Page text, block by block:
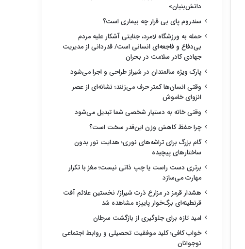
دانش‌بنیان»
سندروم پای بی قرار چه بیماری است؟
حمله به ورزشگاه لامرد، جنایتی آشکار علیه مردم
بی‌دفاع و فاجعه‌ای انسانی است/ قدردانی از مدیریت
جهادی کادر سلامت در بحران
پارک ویژه سالمندان در شیراز طراحی و اجرا می‌شود
وقتی انسان‌ها کمتر حرف می‌زنند؛ نشانه‌ای از عصر
انزوای خاموش
وقتی خانه به دستیار شخصی شما تبدیل می‌شود
چرا حفظ کاهش وزن این‌قدر سخت است؟
گام بزرگ برای تراشه‌های نوری؛ هدایت نور بدون
ساختارهای پیچیده
برتری دست راست یا چپ ذاتی نیست؛ مغز با تکرار
مهارت می‌سازد
هشدار قرمز در مزارع ذرت شیراز/ نخستین علائم آفت
قرنطینه‌ای برگ‌خوار پاییزه مشاهده شد
امید تازه برای جلوگیری از بازگشت سرطان
خواب کافی؛ کلید موفقیت تحصیلی و روابط اجتماعی
نوجوانان